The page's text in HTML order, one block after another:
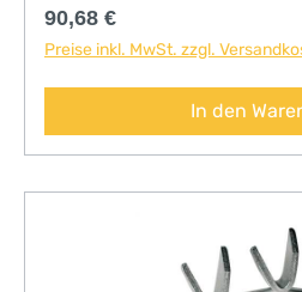
Regulärer Preis:
90,68 €
Preise inkl. MwSt. zzgl.
In den